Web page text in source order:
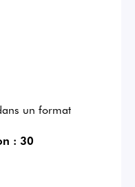
un format
: 30